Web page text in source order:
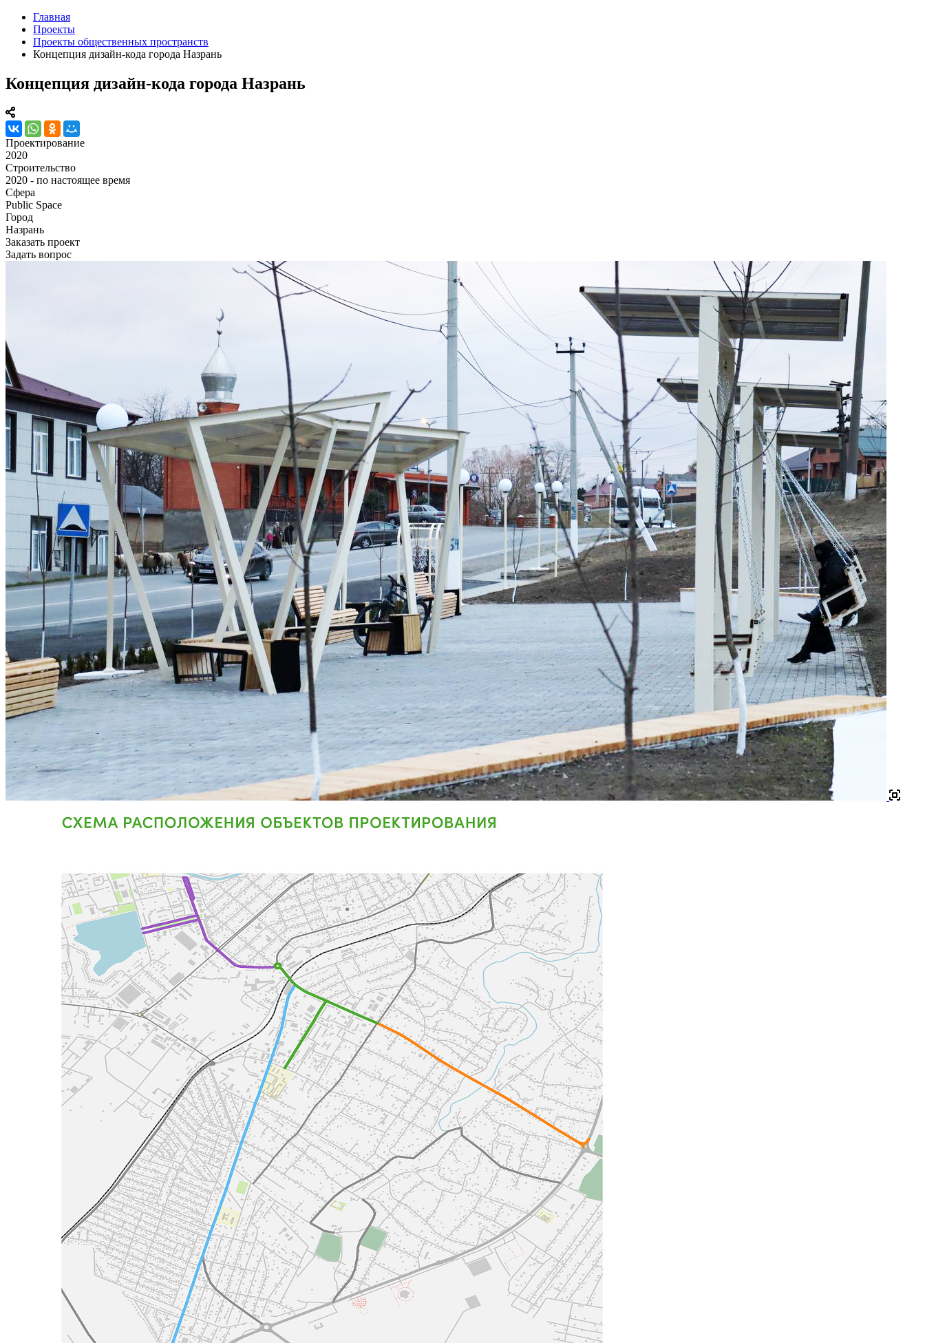
Главная
Проекты
Проекты общественных пространств
Концепция дизайн-кода города Назрань
Концепция дизайн-кода города Назрань
Проектирование
2020
Строительство
2020 - по настоящее время
Сфера
Public Space
Город
Назрань
Заказать проект
Задать вопрос